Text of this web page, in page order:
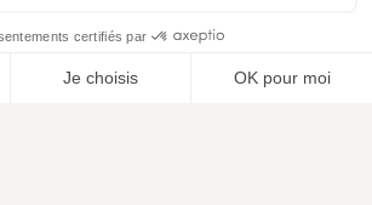
© ViveLelevage 2026